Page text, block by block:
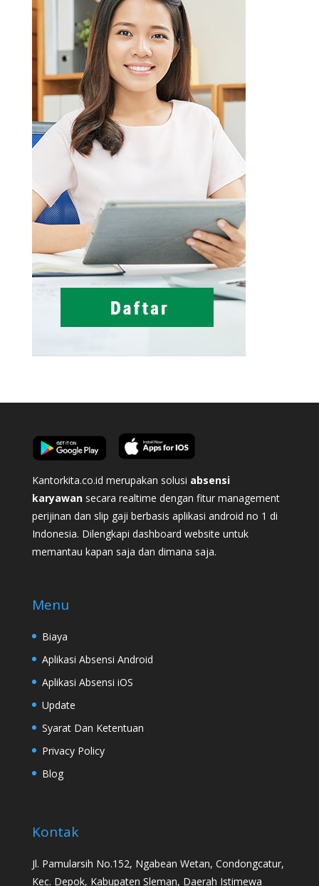
Kantorkita.co.id merupakan solusi absensi
karyawan secara realtime dengan fitur management
perijinan dan slip gaji berbasis aplikasi android no 1 di
Indonesia. Dilengkapi dashboard website untuk
memantau kapan saja dan dimana saja.
Menu
Biaya
Aplikasi Absensi Android
Aplikasi Absensi iOS
Update
Syarat Dan Ketentuan
Privacy Policy
Blog
Kontak
Jl. Pamularsih No.152, Ngabean Wetan, Condongcatur,
Kec. Depok, Kabupaten Sleman, Daerah Istimewa